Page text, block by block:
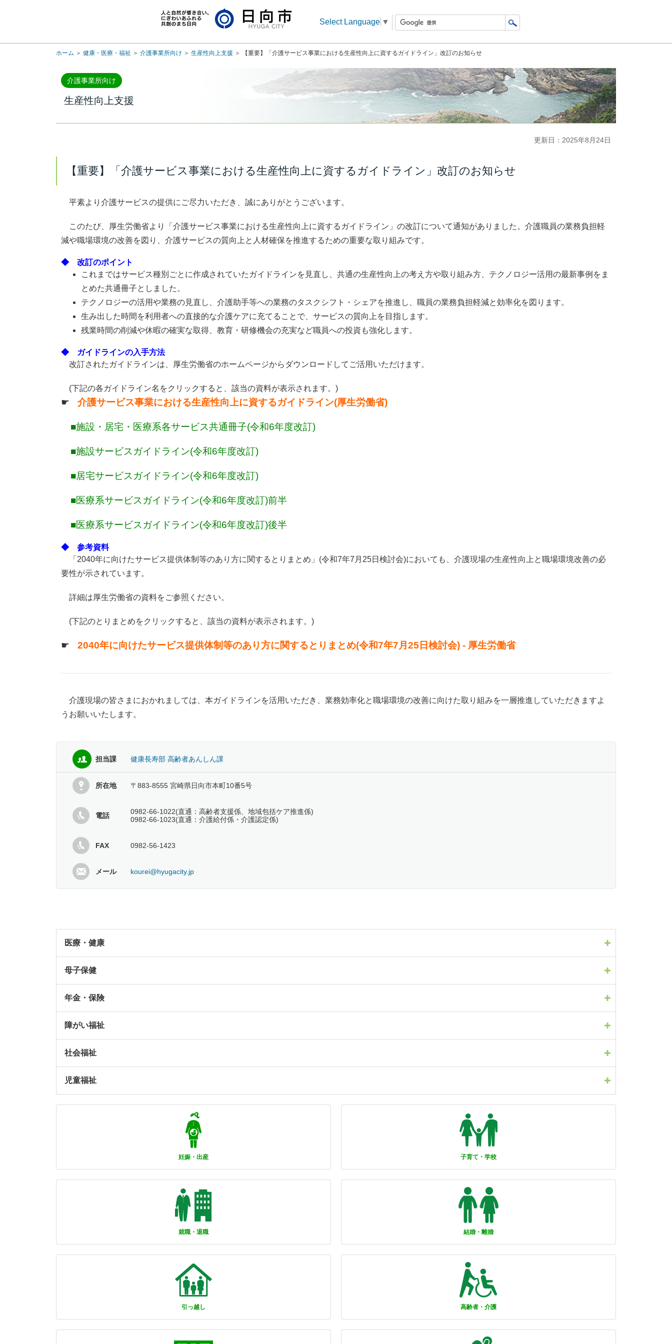
Select Language ▼
ホーム ＞ 健康・医療・福祉 ＞ 介護事業所向け ＞ 生産性向上支援 ＞ 【重要】「介護サービス事業における生産性向上に資するガイドライン」改訂のお知らせ
介護事業所向け
生産性向上支援
更新日：2025年8月24日
【重要】「介護サービス事業における生産性向上に資するガイドライン」改訂のお知らせ
平素より介護サービスの提供にご尽力いただき、誠にありがとうございます。
このたび、厚生労働省より「介護サービス事業における生産性向上に資するガイドライン」の改訂について通知がありました。介護職員の業務負担軽
減や職場環境の改善を図り、介護サービスの質向上と人材確保を推進するための重要な取り組みです。
◆ 改訂のポイント
これまではサービス種別ごとに作成されていたガイドラインを見直し、共通の生産性向上の考え方や取り組み方、テクノロジー活用の最新事例をま
とめた共通冊子としました。
テクノロジーの活用や業務の見直し、介護助手等への業務のタスクシフト・シェアを推進し、職員の業務負担軽減と効率化を図ります。
生み出した時間を利用者への直接的な介護ケアに充てることで、サービスの質向上を目指します。
残業時間の削減や休暇の確実な取得、教育・研修機会の充実など職員への投資も強化します。
◆ ガイドラインの入手方法
改訂されたガイドラインは、厚生労働省のホームページからダウンロードしてご活用いただけます。
(下記の各ガイドライン名をクリックすると、該当の資料が表示されます。)
☛ 介護サービス事業における生産性向上に資するガイドライン(厚生労働省)
■施設・居宅・医療系各サービス共通冊子(令和6年度改訂)
■施設サービスガイドライン(令和6年度改訂)
■居宅サービスガイドライン(令和6年度改訂)
■医療系サービスガイドライン(令和6年度改訂)前半
■医療系サービスガイドライン(令和6年度改訂)後半
◆ 参考資料
「2040年に向けたサービス提供体制等のあり方に関するとりまとめ」(令和7年7月25日検討会)においても、介護現場の生産性向上と職場環境改善の必
要性が示されています。
詳細は厚生労働省の資料をご参照ください。
(下記のとりまとめをクリックすると、該当の資料が表示されます。)
☛ 2040年に向けたサービス提供体制等のあり方に関するとりまとめ(令和7年7月25日検討会) - 厚生労働省
介護現場の皆さまにおかれましては、本ガイドラインを活用いただき、業務効率化と職場環境の改善に向けた取り組みを一層推進していただきますよ
うお願いいたします。
担当課 健康長寿部 高齢者あんしん課
所在地 〒883-8555 宮崎県日向市本町10番5号
電話
0982-66-1022(直通：高齢者支援係、地域包括ケア推進係)
0982-66-1023(直通：介護給付係・介護認定係)
FAX 0982-56-1423
メール kourei@hyugacity.jp
医療・健康
母子保健
年金・保険
障がい福祉
社会福祉
児童福祉
妊娠・出産 子育て・学校
就職・退職 結婚・離婚
引っ越し 高齢者・介護